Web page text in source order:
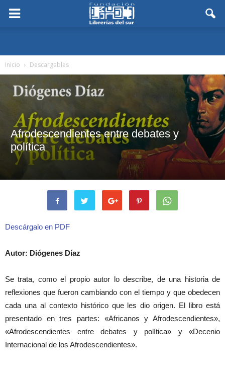
Inicio Descargables
Afrodescendientes entre debates y
política
Descárgalo en PDF
Autor: Diógenes Díaz
Se trata, como el propio autor lo describe, de una historia de
reflexiones que fueron cambiando con el tiempo y que obedecen
cada una al contexto histórico que les dio origen. El libro está
presentado en tres partes: «Africanos y Afrodescendientes»,
«Afrodescendientes entre debates y política» y «Decenio
Internacional de los Afrodescendientes».